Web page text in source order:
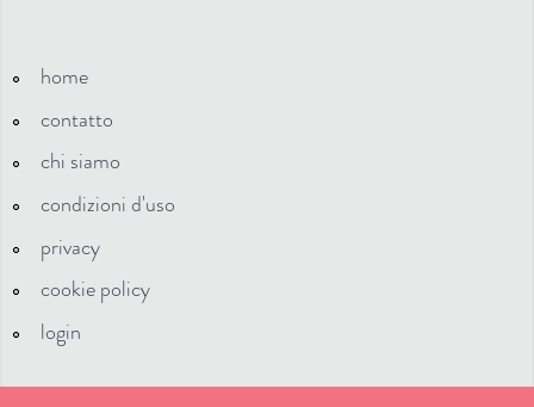
home
contatto
chi siamo
condizioni d'uso
privacy
cookie policy
login